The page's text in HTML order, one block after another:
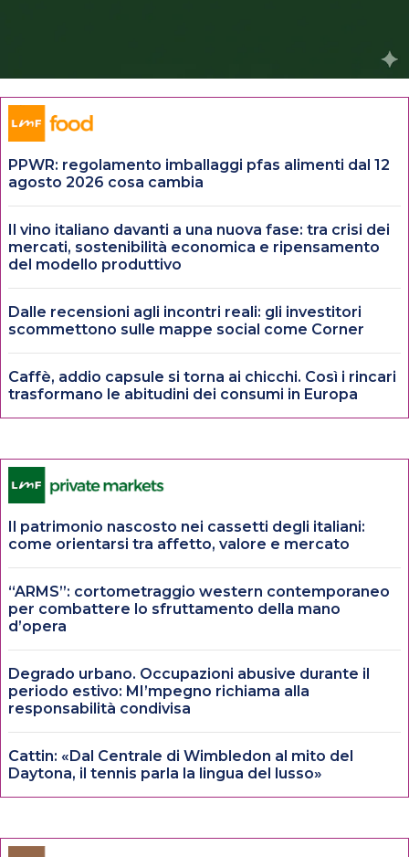
PPWR: regolamento imballaggi pfas alimenti dal 12
agosto 2026 cosa cambia
Il vino italiano davanti a una nuova fase: tra crisi dei
mercati, sostenibilità economica e ripensamento
del modello produttivo
Dalle recensioni agli incontri reali: gli investitori
scommettono sulle mappe social come Corner
Caffè, addio capsule si torna ai chicchi. Così i rincari
trasformano le abitudini dei consumi in Europa
Il patrimonio nascosto nei cassetti degli italiani:
come orientarsi tra affetto, valore e mercato
“ARMS”: cortometraggio western contemporaneo
per combattere lo sfruttamento della mano
d’opera
Degrado urbano. Occupazioni abusive durante il
periodo estivo: MI’mpegno richiama alla
responsabilità condivisa
Cattin: «Dal Centrale di Wimbledon al mito del
Daytona, il tennis parla la lingua del lusso»